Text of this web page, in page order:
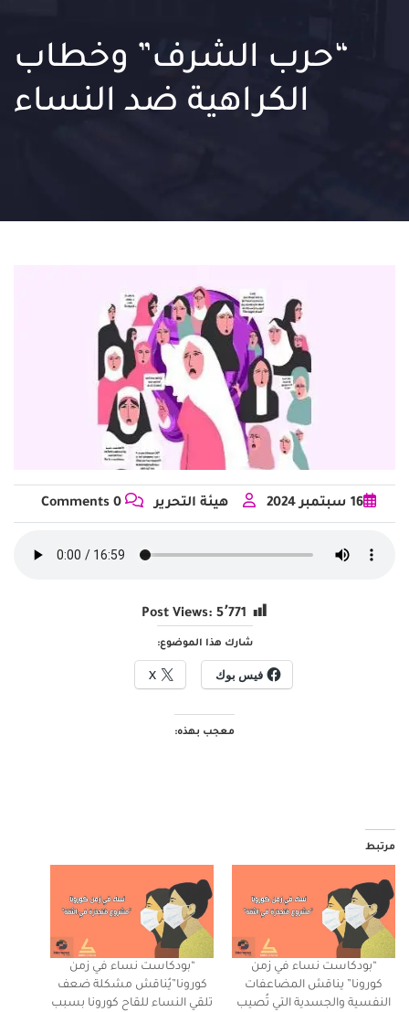
“حرب الشرف” وخطاب
الكراهية ضد النساء
16 سبتمبر 2024 هيئة التحرير 0 Comments
Post Views: 5٬771
شارك هذا الموضوع:
فيس بوك X
معجب بهذه:
مرتبط
“بودكاست نساء في زمن
كورونا” يناقش المضاعفات
النفسية والجسدية التي تُصيب
“بودكاست نساء في زمن
كورونا”يُناقش مشكلة ضعف
تلقي النساء للقاح كورونا بسبب